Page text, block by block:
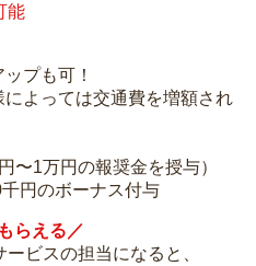
能
プも可！
よっては交通費を増額され
〜1万円の報奨金を授与）
円のボーナス付与
らえる／
ビスの担当になると、